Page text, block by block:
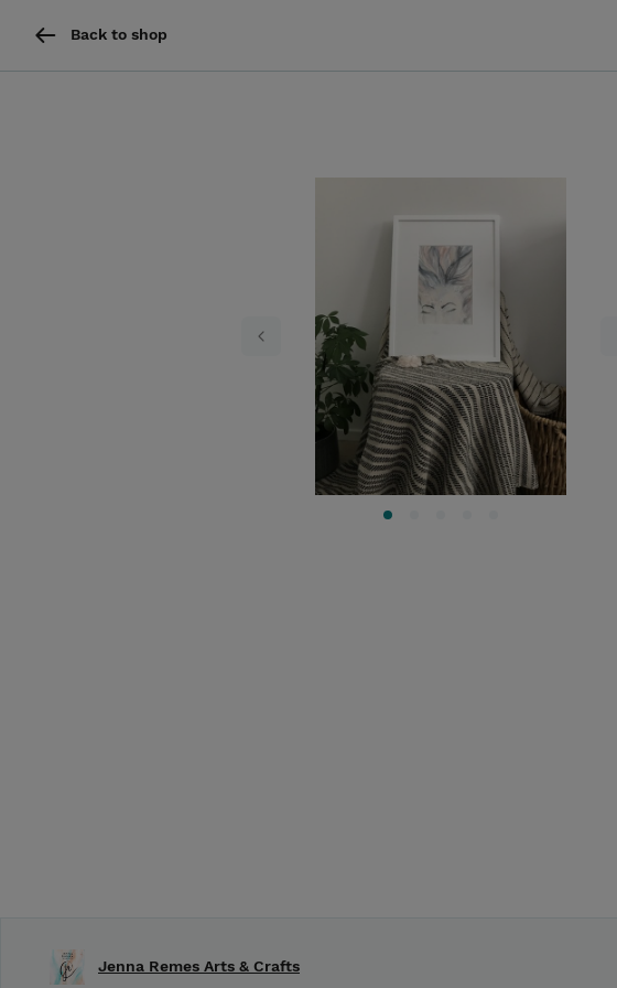
Back to shop
Previous
Jenna Remes Arts & Crafts